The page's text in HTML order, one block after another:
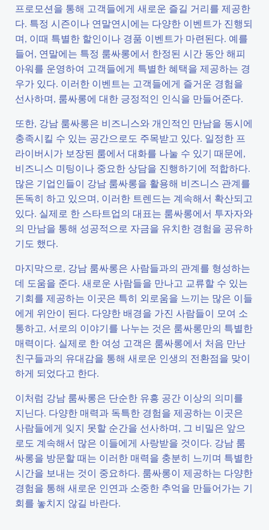
프로모션을 통해 고객들에게 새로운 즐길 거리를 제공한
다. 특정 시즌이나 연말연시에는 다양한 이벤트가 진행되
며, 이때 특별한 할인이나 경품 이벤트가 마련된다. 예를
들어, 연말에는 특정 룸싸롱에서 한정된 시간 동안 해피
아워를 운영하여 고객들에게 특별한 혜택을 제공하는 경
우가 있다. 이러한 이벤트는 고객들에게 즐거운 경험을
선사하며, 룸싸롱에 대한 긍정적인 인식을 만들어준다.
또한, 강남 룸싸롱은 비즈니스와 개인적인 만남을 동시에
충족시킬 수 있는 공간으로도 주목받고 있다. 일정한 프
라이버시가 보장된 룸에서 대화를 나눌 수 있기 때문에,
비즈니스 미팅이나 중요한 상담을 진행하기에 적합하다.
많은 기업인들이 강남 룸싸롱을 활용해 비즈니스 관계를
돈독히 하고 있으며, 이러한 트렌드는 계속해서 확산되고
있다. 실제로 한 스타트업의 대표는 룸싸롱에서 투자자와
의 만남을 통해 성공적으로 자금을 유치한 경험을 공유하
기도 했다.
마지막으로, 강남 룸싸롱은 사람들과의 관계를 형성하는
데 도움을 준다. 새로운 사람들을 만나고 교류할 수 있는
기회를 제공하는 이곳은 특히 외로움을 느끼는 많은 이들
에게 위안이 된다. 다양한 배경을 가진 사람들이 모여 소
통하고, 서로의 이야기를 나누는 것은 룸싸롱만의 특별한
매력이다. 실제로 한 여성 고객은 룸싸롱에서 처음 만난
친구들과의 유대감을 통해 새로운 인생의 전환점을 맞이
하게 되었다고 한다.
이처럼 강남 룸싸롱은 단순한 유흥 공간 이상의 의미를
지닌다. 다양한 매력과 독특한 경험을 제공하는 이곳은
사람들에게 잊지 못할 순간을 선사하며, 그 비밀은 앞으
로도 계속해서 많은 이들에게 사랑받을 것이다. 강남 룸
싸롱을 방문할 때는 이러한 매력을 충분히 느끼며 특별한
시간을 보내는 것이 중요하다. 룸싸롱이 제공하는 다양한
경험을 통해 새로운 인연과 소중한 추억을 만들어가는 기
회를 놓치지 않길 바란다.